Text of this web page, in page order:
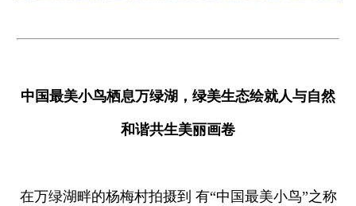
中国最美小鸟栖息万绿湖，绿美生态绘就人与自然
和谐共生美丽画卷
在万绿湖畔的杨梅村拍摄到 有“中国最美小鸟”之称